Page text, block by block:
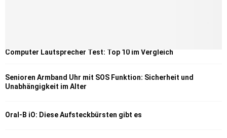
Computer Lautsprecher Test: Top 10 im Vergleich
Senioren Armband Uhr mit SOS Funktion: Sicherheit und
Unabhängigkeit im Alter
Oral-B iO: Diese Aufsteckbürsten gibt es